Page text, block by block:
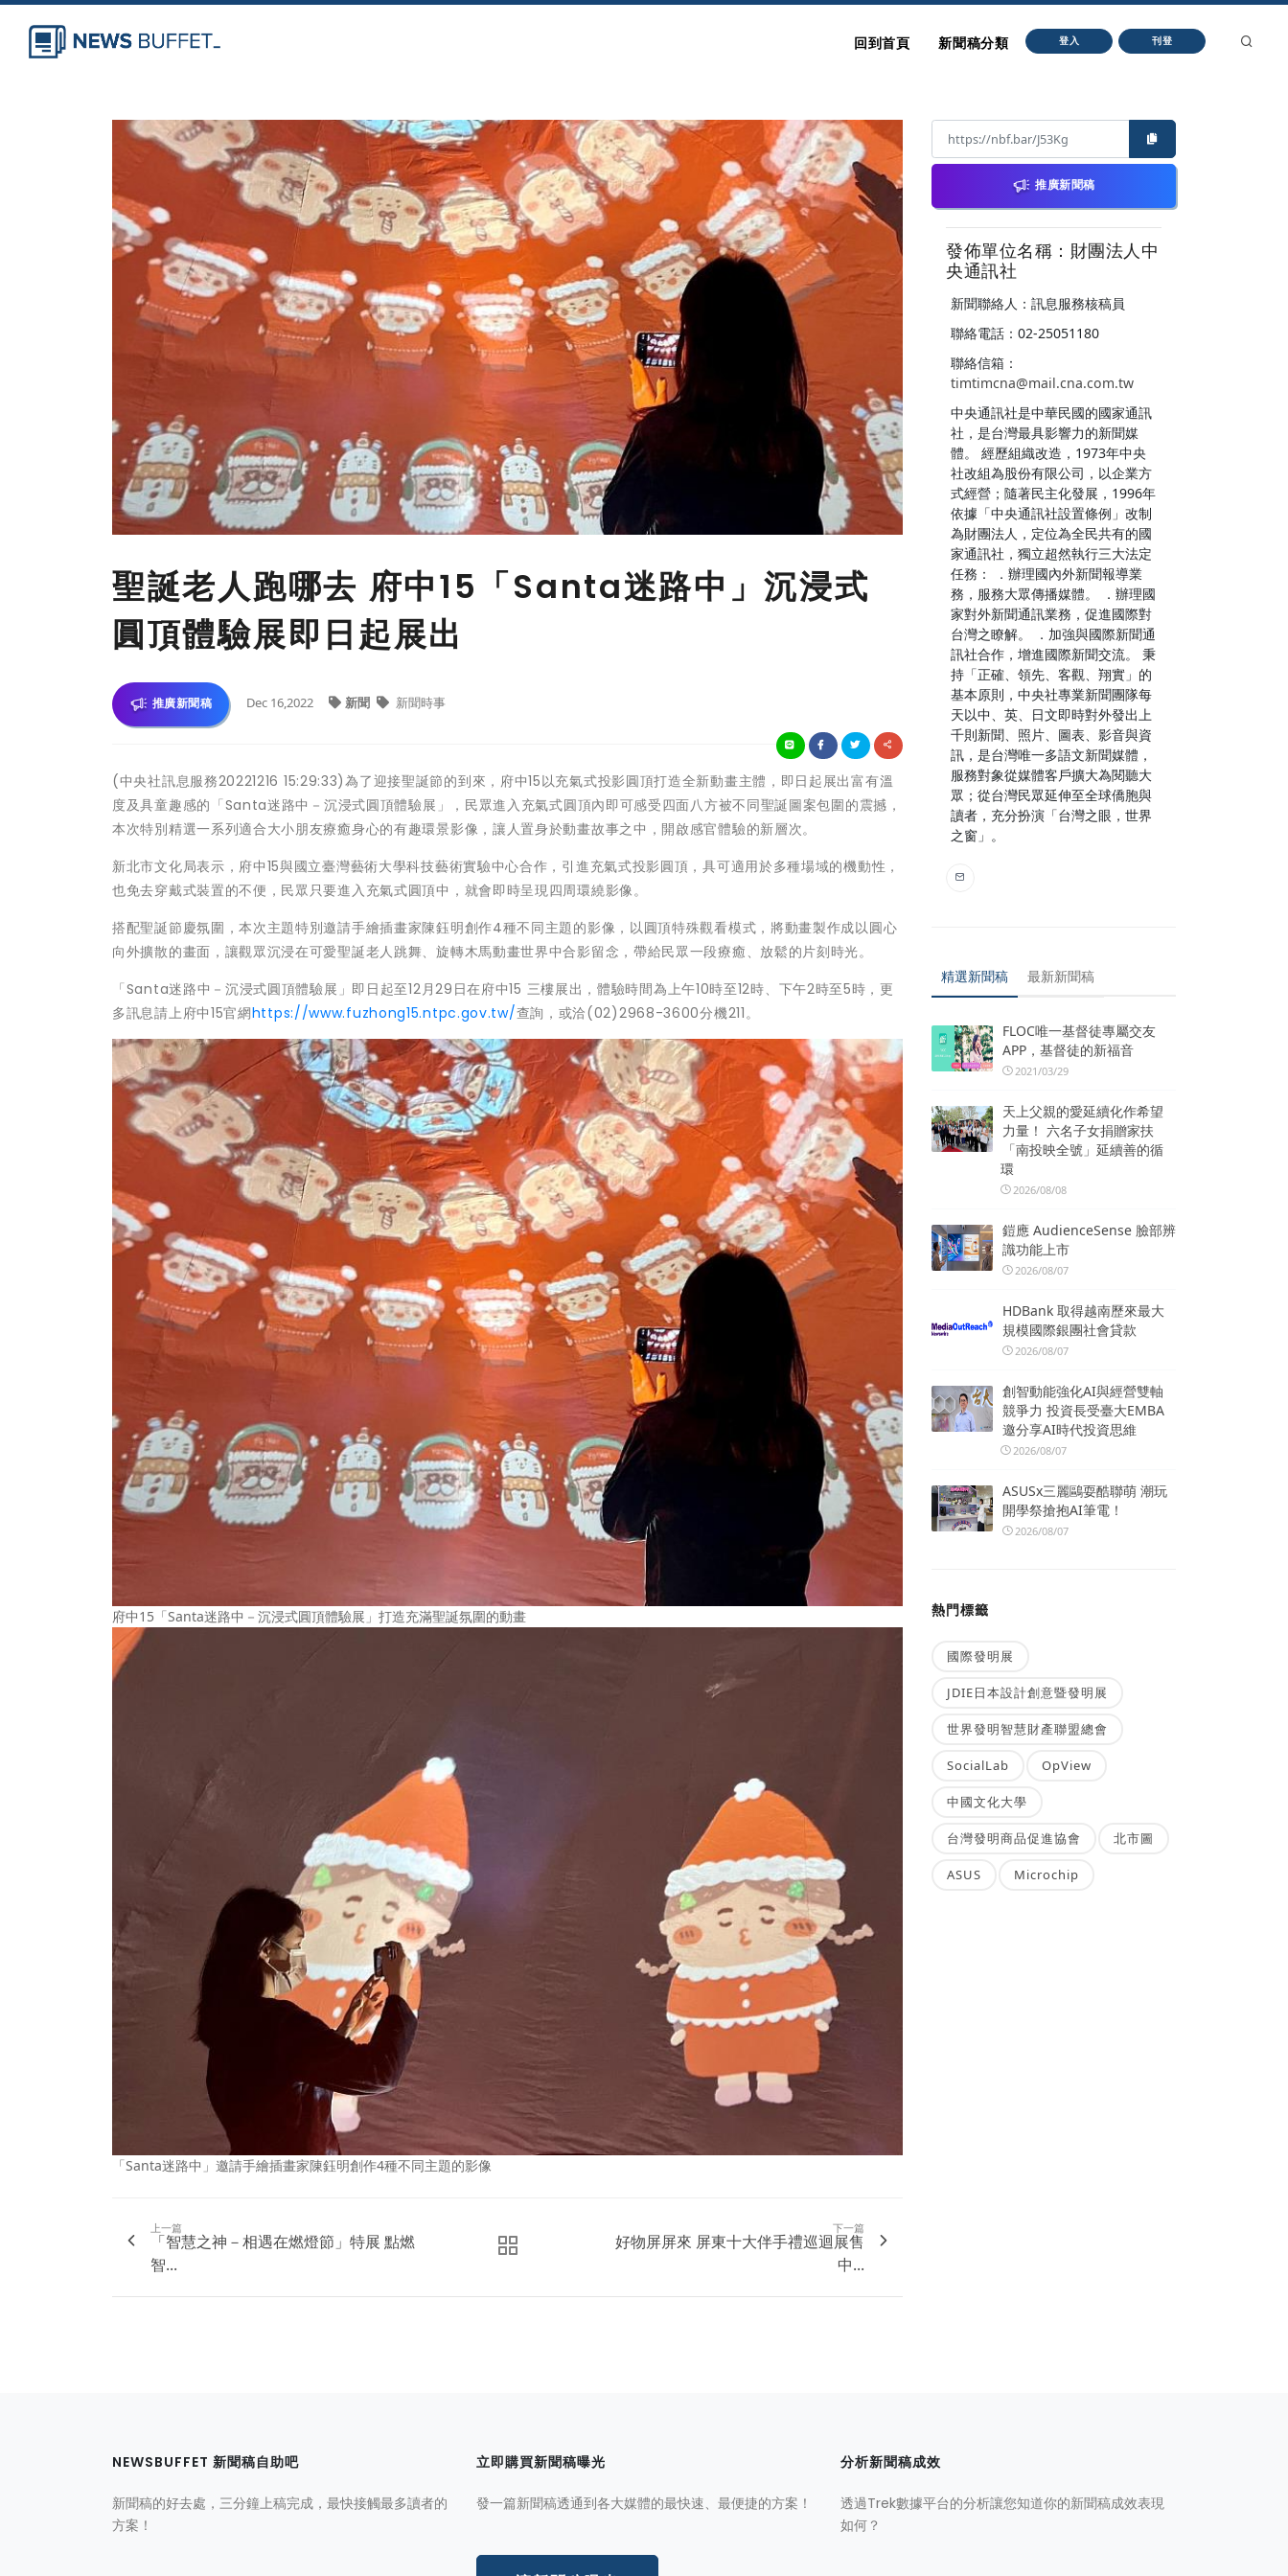
回到首頁 新聞稿分類 登入 刊登
聖誕老人跑哪去 府中15「Santa迷路中」沉浸式
圓頂體驗展即日起展出
推廣新聞稿 Dec 16,2022 新聞 新聞時事
(中央社訊息服務20221216 15:29:33)為了迎接聖誕節的到來，府中15以充氣式投影圓頂打造全新動畫主體，即日起展出富有溫
度及具童趣感的「Santa迷路中－沉浸式圓頂體驗展」，民眾進入充氣式圓頂內即可感受四面八方被不同聖誕圖案包圍的震撼，
本次特別精選一系列適合大小朋友療癒身心的有趣環景影像，讓人置身於動畫故事之中，開啟感官體驗的新層次。
新北市文化局表示，府中15與國立臺灣藝術大學科技藝術實驗中心合作，引進充氣式投影圓頂，具可適用於多種場域的機動性，
也免去穿戴式裝置的不便，民眾只要進入充氣式圓頂中，就會即時呈現四周環繞影像。
搭配聖誕節慶氛圍，本次主題特別邀請手繪插畫家陳鈺明創作4種不同主題的影像，以圓頂特殊觀看模式，將動畫製作成以圓心
向外擴散的畫面，讓觀眾沉浸在可愛聖誕老人跳舞、旋轉木馬動畫世界中合影留念，帶給民眾一段療癒、放鬆的片刻時光。
「Santa迷路中－沉浸式圓頂體驗展」即日起至12月29日在府中15 三樓展出，體驗時間為上午10時至12時、下午2時至5時，更
多訊息請上府中15官網https://www.fuzhong15.ntpc.gov.tw/查詢，或洽(02)2968-3600分機211。
府中15「Santa迷路中－沉浸式圓頂體驗展」打造充滿聖誕氛圍的動畫
「Santa迷路中」邀請手繪插畫家陳鈺明創作4種不同主題的影像
上一篇
「智慧之神－相遇在燃燈節」特展 點燃
智...
下一篇
好物屏屏來 屏東十大伴手禮巡迴展售
中...
推廣新聞稿
發佈單位名稱：財團法人中
央通訊社
新聞聯絡人：訊息服務核稿員
聯絡電話：02-25051180
聯絡信箱：
timtimcna@mail.cna.com.tw
中央通訊社是中華民國的國家通訊
社，是台灣最具影響力的新聞媒
體。 經歷組織改造，1973年中央
社改組為股份有限公司，以企業方
式經營；隨著民主化發展，1996年
依據「中央通訊社設置條例」改制
為財團法人，定位為全民共有的國
家通訊社，獨立超然執行三大法定
任務： ．辦理國內外新聞報導業
務，服務大眾傳播媒體。 ．辦理國
家對外新聞通訊業務，促進國際對
台灣之瞭解。 ．加強與國際新聞通
訊社合作，增進國際新聞交流。 秉
持「正確、領先、客觀、翔實」的
基本原則，中央社專業新聞團隊每
天以中、英、日文即時對外發出上
千則新聞、照片、圖表、影音與資
訊，是台灣唯一多語文新聞媒體，
服務對象從媒體客戶擴大為閱聽大
眾；從台灣民眾延伸至全球僑胞與
讀者，充分扮演「台灣之眼，世界
之窗」。
精選新聞稿 最新新聞稿
FLOC唯一基督徒專屬交友
APP，基督徒的新福音
2021/03/29
天上父親的愛延續化作希望
力量！ 六名子女捐贈家扶
「南投映全號」延續善的循
環
2026/08/08
鎧應 AudienceSense 臉部辨
識功能上市
2026/08/07
HDBank 取得越南歷來最大
規模國際銀團社會貸款
2026/08/07
創智動能強化AI與經營雙軸
競爭力 投資長受臺大EMBA
邀分享AI時代投資思維
2026/08/07
ASUSx三麗鷗耍酷聯萌 潮玩
開學祭搶抱AI筆電！
2026/08/07
熱門標籤
國際發明展
JDIE日本設計創意暨發明展
世界發明智慧財產聯盟總會
SocialLab OpView
中國文化大學
台灣發明商品促進協會 北市圖
ASUS Microchip
NEWSBUFFET 新聞稿自助吧
新聞稿的好去處，三分鐘上稿完成，最快接觸最多讀者的
方案！
立即購買新聞稿曝光
發一篇新聞稿透通到各大媒體的最快速、最便捷的方案！
分析新聞稿成效
透過Trek數據平台的分析讓您知道你的新聞稿成效表現
如何？